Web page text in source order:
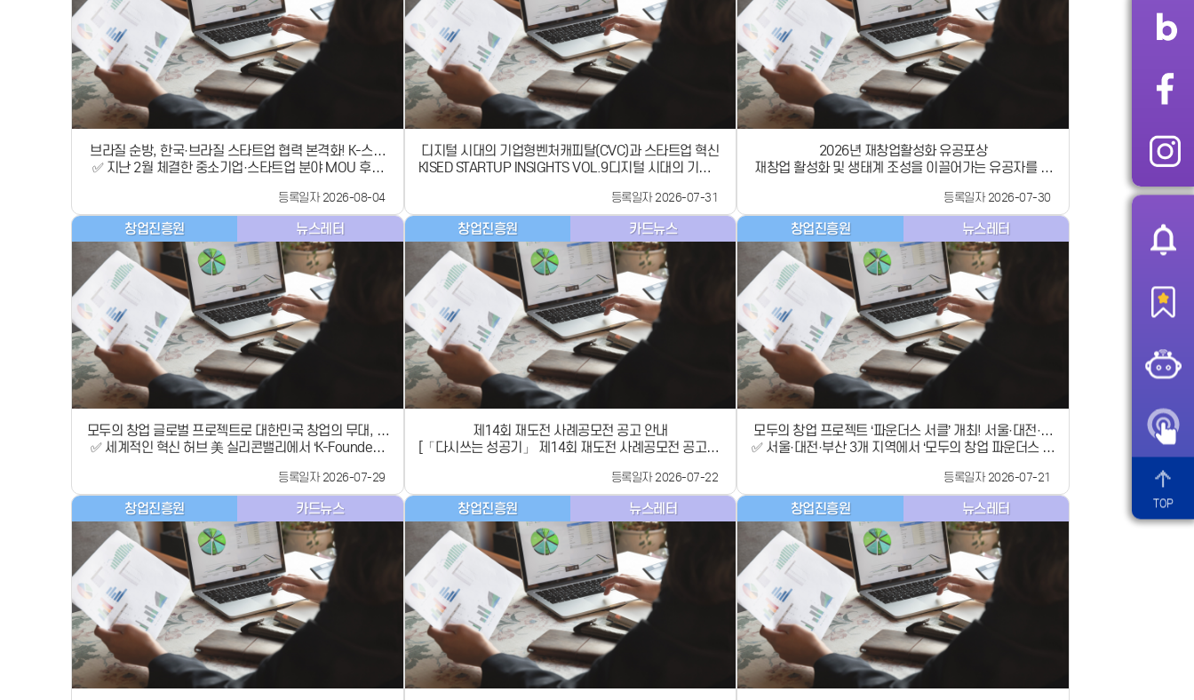
TOP
건 완화​설립 후 7년 이내 → ​10년 이내 확대​*(내국법인)
벤처회사에 출자·투자시 세액공제,(벤처투자회사등) 벤처
주식 양도차익 비과세​창업 초기뿐 아니라 성장 단계의 기
업까지투자 대상에 포함해 벤처기업의 스케일업을 뒷받침
합니다.​② 법인 투자 세액공제 확대인구감소지역 및 비수
도권 인구감소관심지역의벤처·창업기업에 직접 투자할 경
우 세액공제율이 높아집니다.​투자금액의 5% → 7%​지역
벤처기업에 대한 직접 투자를 유도해 지역 투자 활성화를
뒷받침합니다.​③ 주식 양도차익 비과세 상시 적용거주자
와 벤처투자회사 등이 요건에 따라 취득한벤처기업 등의
주식·출자지분에 대한양도차익 비과세 특례가 상시화됩니
다.​기존 2028년 말까지 → 기한 없이 상시 적용​
&#39;27.1.1. 이후 주식을 취득하거나 출자하는 분부터
적용2. 창업기업, 세금 부담을 더 낮춥니다① 창업 중소기
업 세액감면 확대비수도권을 보다 세분화하고 지역별 감
면율을 높여지방 창업기업에 대한 세제지원이 강화됩니
다.​✅비수도권 세분화 및 감면율 상향(최대100%)​② 우대
대상 확대기존 우대 대상에성장성과 혁신성을 갖춘 기업
유형이 추가됩니다.​기존 우대 대상새롭게 추가되는 우대
대상벤처기업에너지 신기술기업생계형 창업기업청년창
업기업✅ 점프업기업✅ 청년신산업기업감면율 확대 /
&#39;27.1.1. 이후 창업·지정·확인·선정되는 분부터 적
용​추계과세 적용 배제 / &#39;27.1.1. 이후 개시하는 과
세연도부터 적용3. 사업승계, 가족이 아니어도 길이 열립
아닌 제3자가 기업을 이어받는 경우에도세제지원을 받을
수 있도록새로운 과세특례가 신설됩니다.​✅ 매도자주식·
✅ 매수자승계받은 사업장에서 발생한 소득에 대해5년간
소득세·법인세 10% 감면​② 사업승계 대상 요건✅ 매도자
기업을 20년 이상 경영한 60세 이상 최대주주 등​✅ 매수
자동일 업종(대통령령으로 예외 인정 가능)10년 이상 경
영자·법인, 5년 이상 근무한 임직원 등​&lt;적용 시기&gt;
양도소득세 감면 / &#39;28.1.1. 이후 양도하는 분부터
적용소득세·법인세 감면 / &#39;28.1.1. 이후 개시하는
과세연도부터 적용​#2026세제개편안 #벤처투자 #창업
#사업승계 #중소기업#중소벤처기업부 #중기부
브라질 순방, 한국·브라질 스타트업 협력 본격화! K-스타
트업 남미 진출 지원
✅ 지난 2월 체결한 중소기업·스타트업 분야 MOU 후속
교류 확대✅ ‘모두의 창업 프로젝트’, ‘스타트업벤처 캠퍼스
(SVC 서울)’, ‘컴업(COME UP) 2026’ 소개✅ K-스타트업
의 브라질·남미 시장 진출을 위한 정책 지원 강화 중소벤
처기업부(장관 직무대행 제1차관 노용석, 이하 중기부)는
현지시간 7월 28일(화) 브라질 상파울루에서,노용석 제1
차관과 티아쿠 니카시오 페레이라 중소기업부 차관 등 브
라질 대표단이 양자 면담을 갖고,양국 간 중소·벤처기업
및 스타트업 협력 방안을 논의했다고 밝혔습니다. 이번 면
담은 올해 2월 룰라 브라질 대통령의 국빈 방한 시 체결한
&#39;중소기업 및 스타트업 분야 양해각서
(MOU)&#39;의 후속 조치 이행 방안을 구체화하고, 한
국-브라질 정상외교 성과를 중소기업의 실질적인 남미 진
출 동력으로 이어가기 위해 마련됐습니다. 이날 면담에서
양국은 중소기업과 스타트업 경쟁력을 높이기 위한 협력
필요성에 공감하고, ‘중소·벤처기업 공식 협력 채널’을 구
축하기로 했습니다. 이와 함께 스타트업 정책 교류를 활성
화해 양국 중소·벤처기업이 현지 시장에 안정적으로 진출
할 수 있는 협력 방안 등을 논의했습니다. 이어 노용석 제1
차관은 중기부가 추진하고 있는 &#xff62;모두의 창업 프
로젝트&#xff63;와 함께 최근 개소한 &#39;스타트업벤
처 캠퍼스(SVC 서울)’ 및 글로벌 스타트업 축제인 ‘컴업
(COME UP) 2026’을 소개하며 스타트업 분야 정책 교류
를 제안했습니다.또한, 우수한 기술력을 보유한 한국 스타
트업과 남미 최대 시장인 브라질 스타트업 생태계가교류
할 수 있는 방안에 대해서도 의견을 나누었습니다. 이에
브라질 대표단은 스타트업벤처 캠퍼스(SVC)의 혁신 창업
생태계 지원 모델에 높은 관심을 보이며, 스타트업벤처 캠
퍼스(SVC) 등 한국의 정책 지원 노하우의 브라질 도입 의
사를 적극 표명했습니다.노용석 중기부 제1차관은 “이번
브라질 중소기업부와의 양자 면담은 지난 2월 체결한 우
등록일자 2026-08-04
디지털 시대의 기업형벤처캐피탈(CVC)과 스타트업 혁신
KISED STARTUP INSIGHTS VOL.9디지털 시대의 기업형
글로벌 투자 환경 변화 속에서 새롭게 재정의되는 CVC의
역할스타트업의 기술 개발을 넘어 기술 확산과 시장 연결
을 촉진하는 전략적 자본
등록일자 2026-07-31
2026년 재창업활성화 유공포상
재창업 활성화 및 생태계 조성을 이끌어가는 유공자를 찾
표창규모 중소벤처기업부장관 표창 12점 (재창업기업 부
문 8점, 재창업 지원 부문 4점) 지원부문 2개 부문(재창업
기업 부문, 재창업 지원 부문) 신청대상 재창업기업 부문 :
재창업 활성화 및 국가 경제에 기여한 공로가 있는 재창업
기업의 대표(공고일 기준 업력 7년 이내) 재창업 지원 부문
: 재창업 활성화 및 생태계 조성에 기여한 공적이 있는 재
창업 지원기관 소속 임직원 및 재창업 활성화에 기여한자
접수방법 창업지원포털(www.k-startup.go.kr)을 통한
온라인 신청 ※ 부문별 신청서류는 공고문 참조 문의처 신
청·접수 시스템(K-Startup) 문의 : 국번없이 1357 공모전
문의 : 창업진흥원 (044-410-1983, 1985) 모집공고 바
로가기 신청 세부자격 및 유공포상 관련 상세사항은 공고
문 확인 바랍니다 !
등록일자 2026-07-30
창업진흥원 뉴스레터
모두의 창업 글로벌 프로젝트로 대한민국 창업의 무대, 세
계로 넓히다
✅ 세계적인 혁신 허브 美 실리콘밸리에서 ‘K-Founders
위한 ‘모두의 창업 글로벌 프로젝트’ 발표✅ 1,000억 원 규
모의 ‘K-Founder 펀드’ 출범중소벤처기업부(장관 직무대
행 제1차관 노용석, 이하 중기부)는 현지 시각 7월 24일
(금),스타트업·벤처 캠퍼스(SVC) 실리콘밸리에서 해외에
서 활동하는 한인 창업가 간 교류를 촉진하고, 글로벌 창
업 생태계와의연결을 강화하기 위해 「K-파운더스 커넥
트 인 실리콘밸리(K-Founders Connect in Silicon
Valley)」를 개최했습니다.----------------------------
----------------------------------------------------
----------------------------------------------------
------------​▪ K-Founders Connect in Silicon Valley 개
요 ▪▪ (일시/장소) &#39;26.7.24.(금) 13:30~15:00 (현
지 시각) / 스타트업·벤처 캠퍼스 실리콘밸리▪ (참석기관)
등록일자 2026-07-29
창업진흥원 카드뉴스
제14회 재도전 사례공모전 공고 안내
[「다시쓰는 성공기」 제14회 재도전 사례공모전 공고]를
내용 창업 실패 후 재도전하여 기업경영(조직관리, 자금조
달, 마케팅, R&amp;D 등)의 어려움을 극복한 수기 시상
규모 상장 총 5점, 상금 총 1,100만원 및 도전응원금 ※
세부 신청 자격 및 일정 등은 공고문 참조 접수기간 2026.
7.21.(화)~8.20.(목), 16시까지 신청방법 K-
Startup(http://k-startup.go.kr)을 통한 온라인 신청
문의처 (신청 및 접수 시스템 문의) 국번없이 1357 (공모
전 문의) 창업진흥원 044-410-1983, 1985 모집공고 바
로가기
등록일자 2026-07-22
창업진흥원 뉴스레터
모두의 창업 프로젝트 ‘파운더스 서클’ 개최! 서울·대전·부
산에서 만나요
✅ 서울·대전·부산 3개 지역에서 ‘모두의 창업 파운더스 서
간 창업 경험·노하우 공유✅ 패널 토크와 소규모 라운드테
이블을 통한 창업 고민·시행착오 소통✅ 창업가들이 지속
적으로 소통·협력하는 ‘모두의 창업 커뮤니티’로 확대중소
벤처기업부(장관 직무대행 제1차관 노용석, 이하 중기부)
는 선배 창업가들이 &#xff62;모두의 창업 프로젝트
&#xff63; 진출자들과 창업에 대한 깊이 있는 고민을 나누
는 ‘파운더스 서클’을 서울, 대전, 부산 총 3개 지역에서 개
최한다고 밝혔습니다.​--------------------------------
----------------------------------------------------
-------------「모두의 창업 파운더스 서클」 개요​ · (일
시/장소) 부산 7. 22.(수) 14:00~16:30 / KT&amp;G 상
상마당 부산서울 7. 24.(금) 10:00~12:30 / 서울 드림플
러스 강남대전 7. 24.(금) 15:30~18:00 / 대전 컨벤션센
등록일자 2026-07-21
창업진흥원 카드뉴스 창업진흥원 뉴스레터 창업진흥원 뉴스레터